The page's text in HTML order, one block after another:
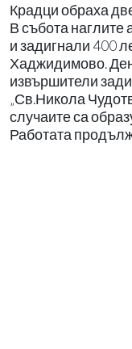
Крадци обраха
В събота
и задигнали 400
Хаджидимово.
извършители
„Св.Никола
случаите са
Работата